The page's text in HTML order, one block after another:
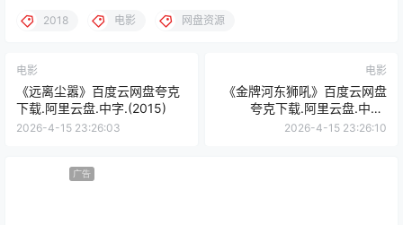
2018 电影 网盘资源
电影
《远离尘嚣》百度云网盘夸克
下载.阿里云盘.中字.(2015)
2026-4-15 23:26:03
电影
《金牌河东狮吼》百度云网盘
夸克下载.阿里云盘.中字.
(2024)
2026-4-15 23:26:10
广告